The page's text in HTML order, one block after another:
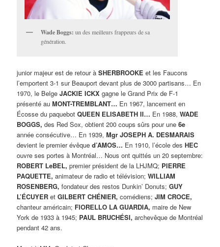
Wade Boggs: un des meilleurs frappeurs de sa
génération.
junior majeur est de retour àSHERBROOKE et les Faucons
l’emportent 3-1 sur Beauport devant plus de 3000 partisans… En
1970, le BelgeJACKIE ICKX gagne le Grand Prix de F-1
présenté auMONT-TREMBLANT… En 1967, lancement en
Écosse du paquebotQUEEN ELISABETH II… En 1988,WADE
BOGGS, des Red Sox, obtient 200 coups sûrs pour une6e
année consécutive… En 1939,Mgr JOSEPH A. DESMARAIS
devient le premier évêqued’AMOS… En 1910, l’école desHEC
ouvre ses portes à Montréal… Nous ont quittés un 20 septembre:
ROBERT LeBEL, premier président de la LHJMQ; PIERRE
PAQUETTE, animateur de radio et télévision;WILLIAM
ROSENBERG, fondateur des restos Dunkin’ Donuts;GUY
L’ÉCUYER etGILBERT CHÉNIER, comédiens;JIM CROCE,
chanteur américain; FIORELLO LA GUARDIA, maire de New
York de 1933 à 1945; PAUL BRUCHÉSI, archevêque de Montréal
pendant 42 ans.